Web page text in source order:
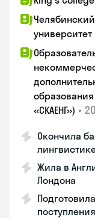
университет
образования
«СКАЕНГ») •
Окончила
Жила в
Лондона